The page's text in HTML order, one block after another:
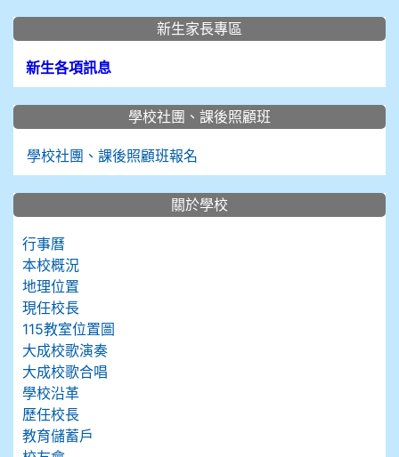
新生家長專區
新生各項訊息
學校社團、課後照顧班
學校社團、課後照顧班報名
關於學校
行事曆
本校概況
地理位置
現任校長
115教室位置圖
大成校歌演奏
大成校歌合唱
學校沿革
歷任校長
教育儲蓄戶